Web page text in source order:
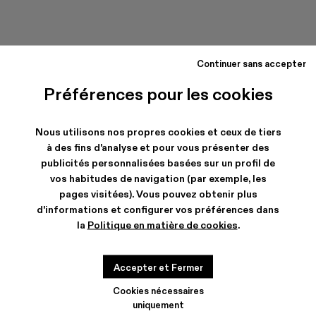
Préférences pour les cookies
Nous utilisons nos propres cookies et ceux de tiers
à des fins d'analyse et pour vous présenter des
publicités personnalisées basées sur un profil de
vos habitudes de navigation (par exemple, les
pages visitées). Vous pouvez obtenir plus
d'informations et configurer vos préférences dans
la Politique en matière de cookies.
Cookies nécessaires
uniquement
Continuer sans accepter
Accepter et Fermer